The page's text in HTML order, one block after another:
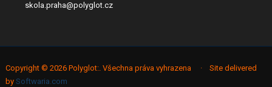
skola.praha@polyglot.cz
Copyright © 2026 Polyglot:. Všechna práva vyhrazena · Site delivered
by Softwaria.com